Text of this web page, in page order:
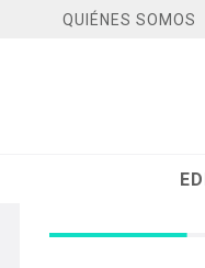
QUIÉNES SOMOS